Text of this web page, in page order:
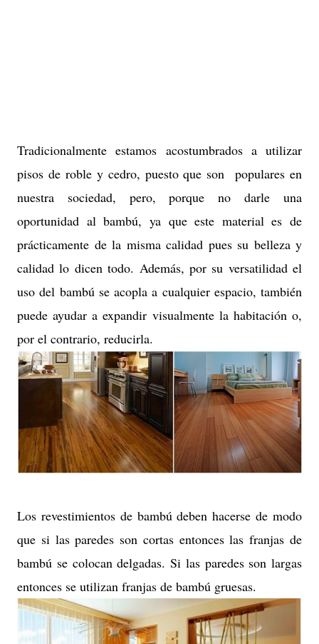
Tradicionalmente estamos acostumbrados a utilizar
pisos de roble y cedro, puesto que son populares en
nuestra sociedad, pero, porque no darle una
oportunidad al bambú, ya que este material es de
prácticamente de la misma calidad pues su belleza y
calidad lo dicen todo. Además, por su versatilidad el
uso del bambú se acopla a cualquier espacio, también
puede ayudar a expandir visualmente la habitación o,
por el contrario, reducirla.
Los revestimientos de bambú deben hacerse de modo
que si las paredes son cortas entonces las franjas de
bambú se colocan delgadas. Si las paredes son largas
entonces se utilizan franjas de bambú gruesas.